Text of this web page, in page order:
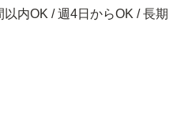
以内OK / 週4日からOK / 長期